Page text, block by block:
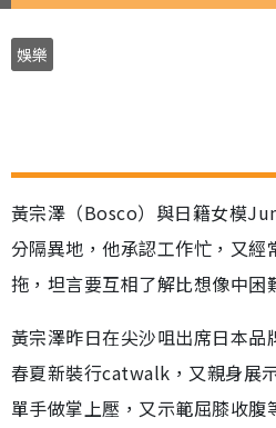
娛樂
黃宗澤（Bosco）與日籍女模
分隔異地，他承認工作忙，又經
拖，坦言要互相了解比想像中困
黃宗澤昨日在尖沙咀出席日本品
春夏新裝行catwalk，又親身展
單手做掌上壓，又示範屈膝收腹